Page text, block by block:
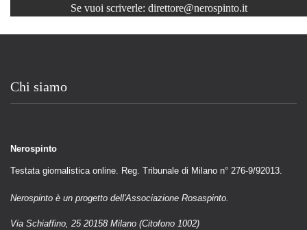
Se vuoi scriverle: direttore@nerospinto.it
Chi siamo
Nerospinto
Testata giornalistica online. Reg. Tribunale di Milano n° 276-9/92013.
Nerospinto è un progetto dell'Associazione Rosaspinto.
Via Schiaffino, 25 20158 Milano (Citofono 1002)